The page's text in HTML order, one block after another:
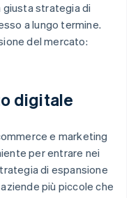
strategia di
a lungo termine.
del mercato:
digitale
e marketing
per entrare nei
di espansione
più piccole che